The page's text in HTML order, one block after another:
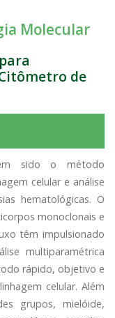
Molecular
de
sido o método
celular e análise
hematológicas. O
monoclonais e
têm impulsionado
multiparamétrica
rápido, objetivo e
celular. Além
grupos, mielóide,